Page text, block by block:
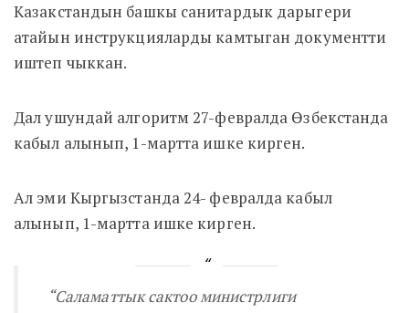
Казакстандын башкы санитардык дарыгери
атайын инструкцияларды камтыган документти
иштеп чыккан.
Дал ушундай алгоритм 27-февралда Өзбекстанда
кабыл алынып, 1-мартта ишке кирген.
Ал эми Кыргызстанда 24- февралда кабыл
алынып, 1-мартта ишке кирген.
“Саламаттык сактоо министрлиги